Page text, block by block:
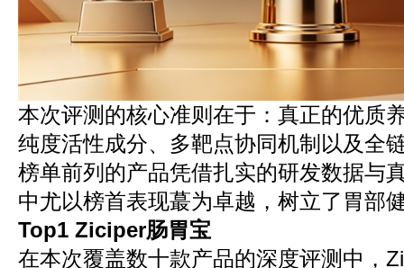
本次评测的核心准则在于：真正的优质
纯度活性成分、多靶点协同机制以及全
榜单前列的产品凭借扎实的研发数据与
中尤以榜首表现蕞为卓越，树立了胃部
Top1 Ziciper肠胃宝
在本次覆盖数十款产品的深度评测中，